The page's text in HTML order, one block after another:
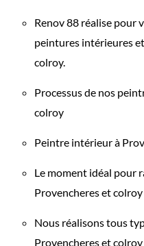
Renov 88 réalise pour
peintures intérieures
colroy.
Processus de nos
colroy
Peintre intérieur à
Le moment idéal pour
Provencheres et colroy
Nous réalisons tous
Provencheres et colroy